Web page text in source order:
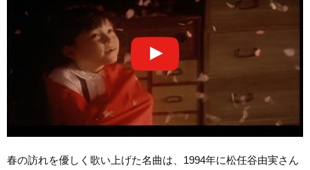
春の訪れを優しく歌い上げた名曲は、1994年に松任谷由実さん